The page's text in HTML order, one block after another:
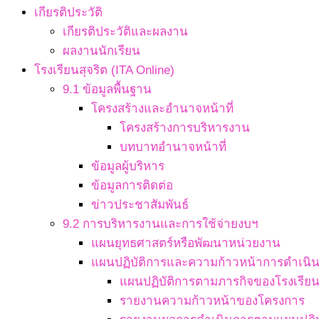
เกียรติประวัติ
เกียรติประวัติและผลงาน
ผลงานนักเรียน
โรงเรียนสุจริต (ITA Online)
9.1 ข้อมูลพื้นฐาน
โครงสร้างและอำนาจหน้าที่
โครงสร้างการบริหารงาน
บทบาทอำนาจหน้าที่
ข้อมูลผู้บริหาร
ข้อมูลการติดต่อ
ข่าวประชาสัมพันธ์
9.2 การบริหารงานและการใช้จ่ายงบฯ
แผนยุทธศาสตร์หรือพัฒนาหน่วยงาน
แผนปฏิบัติการและความก้าวหน้าการดำเนิ
แผนปฏิบัติการตามภารกิจของโรงเรียน
รายงานความก้าวหน้าของโครงการ